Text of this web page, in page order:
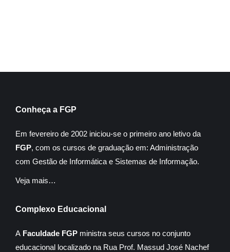
Conheça a FGP
Em fevereiro de 2002 iniciou-se o primeiro ano letivo da
FGP, com os cursos de graduação em: Administração
com Gestão de Informática e Sistemas de Informação.
Veja mais…
Complexo Educacional
A Faculdade FGP ministra seus cursos no conjunto
educacional localizado na Rua Prof. Massud José Nachef